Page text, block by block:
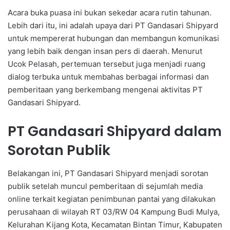
Acara buka puasa ini bukan sekedar acara rutin tahunan.
Lebih dari itu, ini adalah upaya dari PT Gandasari Shipyard
untuk mempererat hubungan dan membangun komunikasi
yang lebih baik dengan insan pers di daerah. Menurut
Ucok Pelasah, pertemuan tersebut juga menjadi ruang
dialog terbuka untuk membahas berbagai informasi dan
pemberitaan yang berkembang mengenai aktivitas PT
Gandasari Shipyard.
PT Gandasari Shipyard dalam
Sorotan Publik
Belakangan ini, PT Gandasari Shipyard menjadi sorotan
publik setelah muncul pemberitaan di sejumlah media
online terkait kegiatan penimbunan pantai yang dilakukan
perusahaan di wilayah RT 03/RW 04 Kampung Budi Mulya,
Kelurahan Kijang Kota, Kecamatan Bintan Timur, Kabupaten